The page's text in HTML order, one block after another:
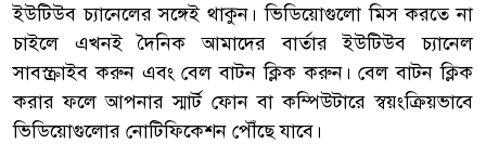
ইউটিউব চ্যানেলের সঙ্গেই থাকুন। ভিডিয়োগুলো মিস করতে না
চাইলে এখনই দৈনিক আমাদের বার্তার ইউটিউব চ্যানেল
সাবস্ক্রাইব করুন এবং বেল বাটন ক্লিক করুন। বেল বাটন ক্লিক
করার ফলে আপনার স্মার্ট ফোন বা কম্পিউটারে স্বয়ংক্রিয়ভাবে
ভিডিয়োগুলোর নোটিফিকেশন পৌঁছে যাবে।